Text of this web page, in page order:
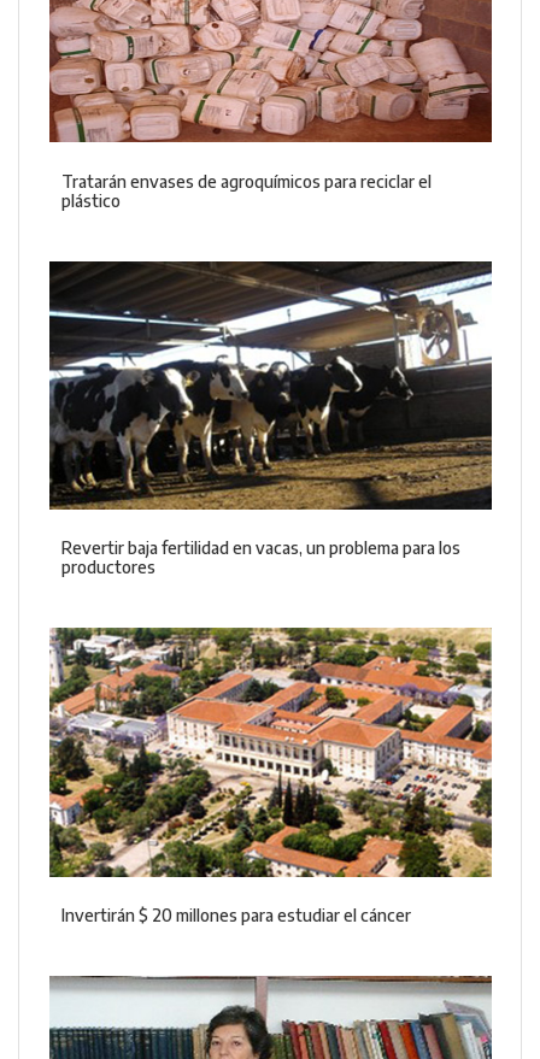
Tratarán envases de agroquímicos para reciclar el
plástico
Revertir baja fertilidad en vacas, un problema para los
productores
Invertirán $ 20 millones para estudiar el cáncer